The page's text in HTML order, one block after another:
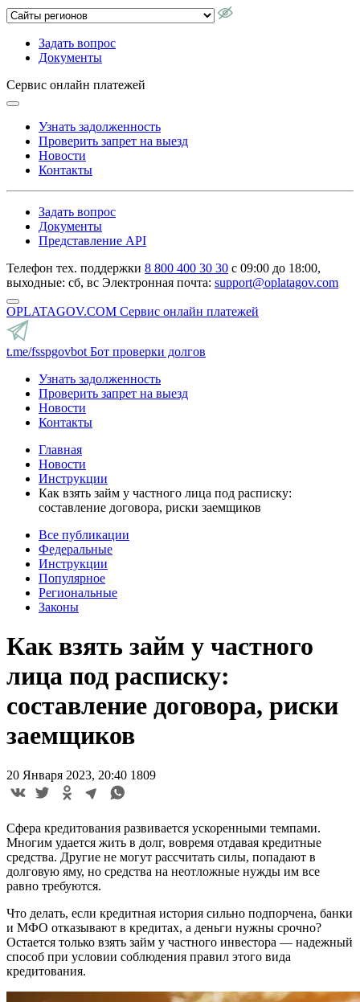
Задать вопрос
Документы
Сервис онлайн платежей
Узнать задолженность
Проверить запрет на выезд
Новости
Контакты
Задать вопрос
Документы
Представление API
Телефон тех. поддержки 8 800 400 30 30 с 09:00 до 18:00,
выходные: сб, вс Электронная почта: support@oplatagov.com
OPLATAGOV.COM Сервис онлайн платежей
t.me/fsspgovbot Бот проверки долгов
Узнать задолженность
Проверить запрет на выезд
Новости
Контакты
Главная
Новости
Инструкции
Как взять займ у частного лица под расписку:
составление договора, риски заемщиков
Все публикации
Федеральные
Инструкции
Популярное
Региональные
Законы
Как взять займ у частного
лица под расписку:
составление договора, риски
заемщиков
20 Января 2023, 20:40 1809
Сфера кредитования развивается ускоренными темпами.
Многим удается жить в долг, вовремя отдавая кредитные
средства. Другие не могут рассчитать силы, попадают в
долговую яму, но средства на неотложные нужды им все
равно требуются.
Что делать, если кредитная история сильно подпорчена, банки
и МФО отказывают в кредитах, а деньги нужны срочно?
Остается только взять займ у частного инвестора — надежный
способ при условии соблюдения правил этого вида
кредитования.